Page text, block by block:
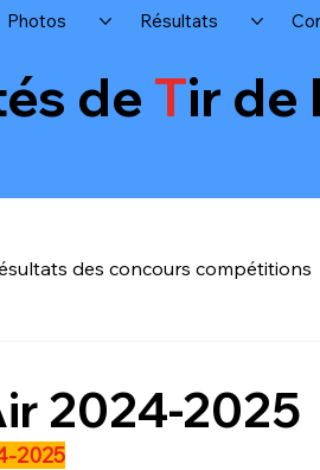
Photos Résultats
de Tir de
des concours compétitions
2024-2025
2025